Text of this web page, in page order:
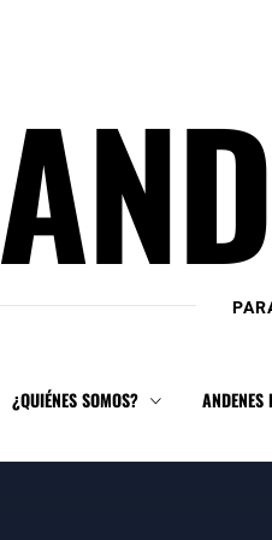
¿QUIÉNES SOMOS? ANDENES